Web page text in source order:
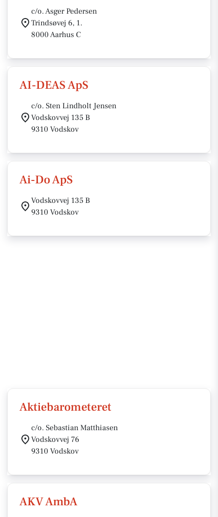
c/o. Asger Pedersen
Trindsøvej 6, 1.
8000 Aarhus C
AI-DEAS ApS
c/o. Sten Lindholt Jensen
Vodskovvej 135 B
9310 Vodskov
Ai-Do ApS
Vodskovvej 135 B
9310 Vodskov
Aktiebarometeret
c/o. Sebastian Matthiasen
Vodskovvej 76
9310 Vodskov
AKV AmbA